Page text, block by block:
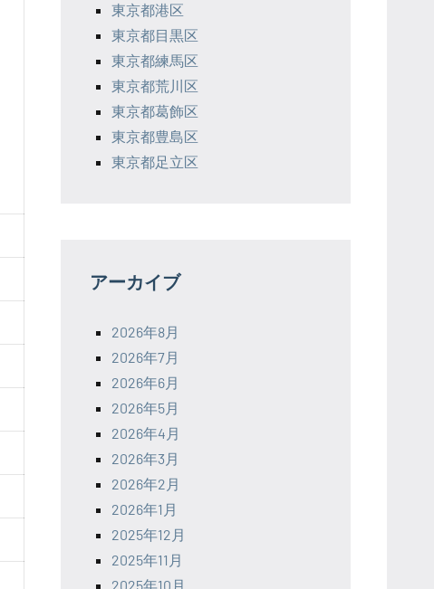
東京都港区
東京都目黒区
東京都練馬区
東京都荒川区
東京都葛飾区
東京都豊島区
東京都足立区
アーカイブ
2026年8月
2026年7月
2026年6月
2026年5月
2026年4月
2026年3月
2026年2月
2026年1月
2025年12月
2025年11月
2025年10月